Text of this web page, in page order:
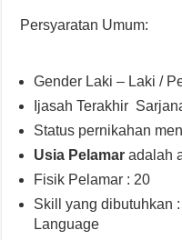
Persyaratan Umum:
Gender Laki – Laki /
Ijasah Terakhir
Status pernikahan
Usia Pelamaradalah
Fisik Pelamar : 20
Skill yang dibutuhkan
Language